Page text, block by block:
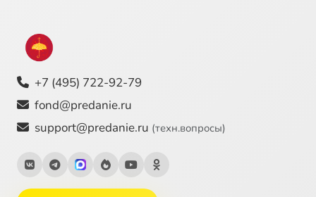
+7 (495) 722-92-79
fond@predanie.ru
support@predanie.ru (техн.вопросы)